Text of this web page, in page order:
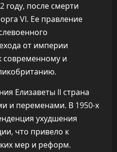
году, после смерти
VI. Ее правление
от империи
современному и
Елизаветы II страна
и переменами. В 1950-х
ухудшения
что привело к
мер и реформ.